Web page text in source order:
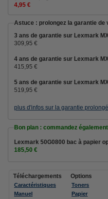
4,95 €
Astuce : prolongez la garantie
3 ans de garantie sur Lexmark
309,95 €
4 ans de garantie sur Lexmark
415,95 €
5 ans de garantie sur Lexmark
519,95 €
plus d'infos sur la garantie
Bon plan : commandez
Lexmark 50G0800 bac à papier
185,50 €
Téléchargements
Caractéristiques
Manuel
Options
Toners
Papier